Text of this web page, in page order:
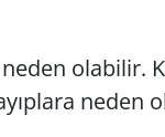
neden olabilir.
neden